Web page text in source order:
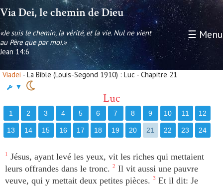
Via Dei, le chemin de Dieu
«Je suis le chemin, la vérité, et la vie. Nul ne vient
au Père que par moi.»
Jean 14:6
☰ Menu
Viadei - La Bible (Louis-Segond 1910) : Luc - Chapitre 21
▼
Luc
1 2 3 4 5 6 7 8 9 10 11 12
13 14 15 16 17 18 19 20 21 22 23 24
1
Jésus, ayant levé les yeux, vit les riches qui mettaient
leurs offrandes dans le tronc. 2 Il vit aussi une pauvre
veuve, qui y mettait deux petites pièces. 3 Et il dit: Je